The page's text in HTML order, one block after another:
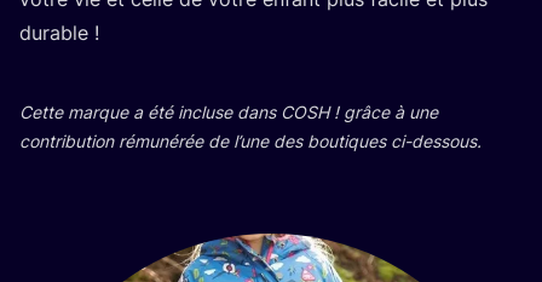
durable !
Cette marque a été incluse dans COSH! grâce à une
contri­bu­tion rému­né­rée de l’une des bou­tiques ci-dessous.